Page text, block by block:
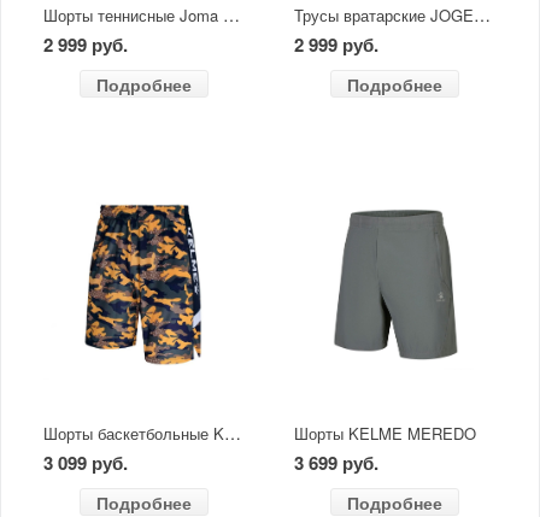
Шорты теннисные Joma MASTER белые
2 999 руб.
Подробнее
Трусы вратарские JOGEL NATIONAL PerFormDRY GK Shorts черные
2 999 руб.
Подробнее
Шорты баскетбольные KELME MALLORCA жёлтый камуфляж
3 099 руб.
Подробнее
Шорты KELME MEREDO
3 699 руб.
Подробнее